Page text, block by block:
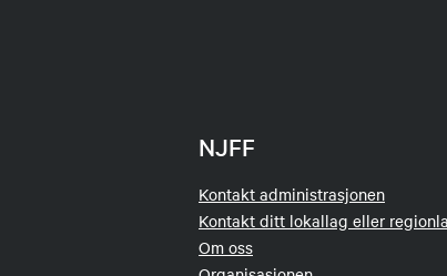
NJFF
Kontakt administrasjonen
Kontakt ditt lokallag eller
Om oss